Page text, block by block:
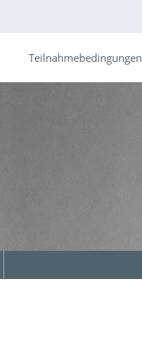
Teilnahmebedingungen